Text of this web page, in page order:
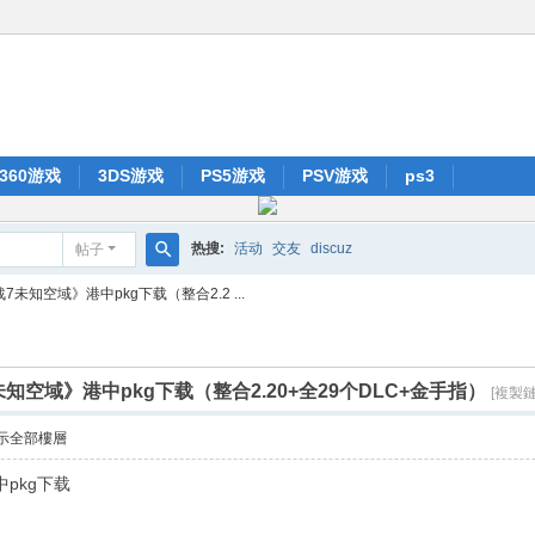
游戏 3DS游戏 PS5游戏 PSV游戏 ps3
帖子
搜
热搜: 活动 交友 discuz
7未知空域》港中pkg下载（整合2.2 ...
知空域》港中pkg下载（整合2.20+全29个DLC+金手指） [複製
全部樓層
pkg下载